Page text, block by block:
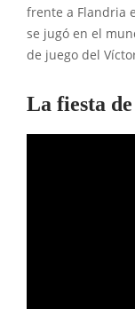
frente a Flandria
se jugó en el
de juego del
La fiesta